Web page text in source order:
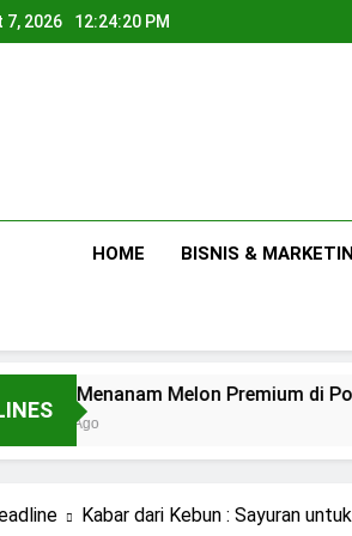
7, 2026 12:24:21 PM
HOME BISNIS &
Melon Premium di Polibag Skala
Kabar dari Kebun : Sayuran